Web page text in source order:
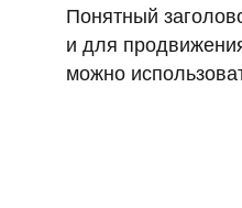
Понятный
и для
можно